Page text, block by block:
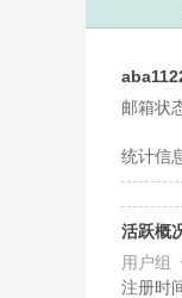
邮箱状
统计信
活跃概
用户组
注册时